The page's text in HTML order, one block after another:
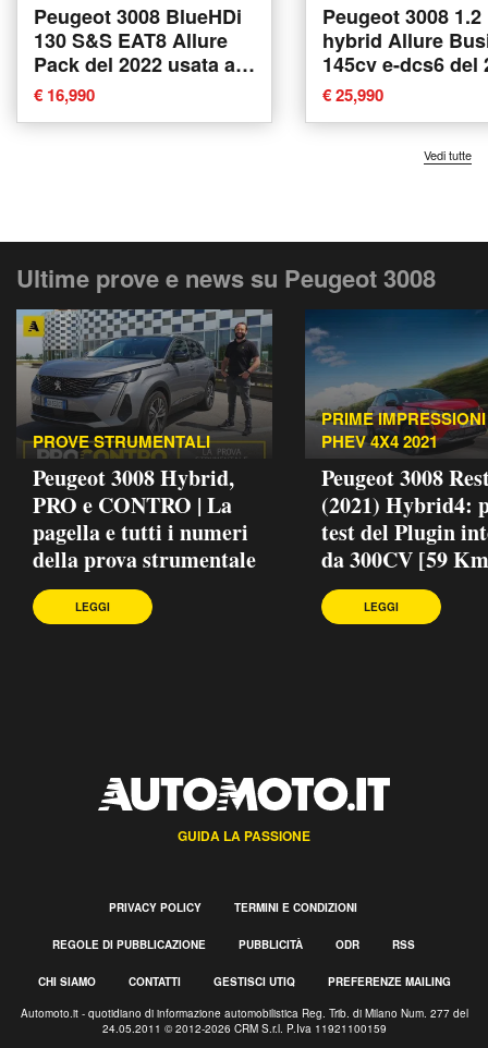
Peugeot 3008 BlueHDi
130 S&S EAT8 Allure
Pack del 2022 usata a
Torino
€ 16,990
Peugeot 3008 1.2
hybrid Allure
145cv e-dcs6 del
usata a Torino
€ 25,990
Vedi tutte
Ultime prove e news su Peugeot 3008
PROVE STRUMENTALI
Peugeot 3008 Hybrid,
PRO e CONTRO | La
pagella e tutti i numeri
della prova strumentale
LEGGI
PRIME
PHEV 4X4 2021
Peugeot 3008
(2021) Hybrid4:
test del Plugin
da 300CV [59
LEGGI
GUIDA LA PASSIONE
PRIVACY POLICY TERMINI E CONDIZIONI
REGOLE DI PUBBLICAZIONE PUBBLICITÀ ODR RSS
CHI SIAMO CONTATTI GESTISCI UTIQ PREFERENZE MAILING
Automoto.it - quotidiano di informazione automobilistica Reg. Trib. di Milano Num. 277 del
24.05.2011 © 2012-2026 CRM S.r.l. P.Iva 11921100159